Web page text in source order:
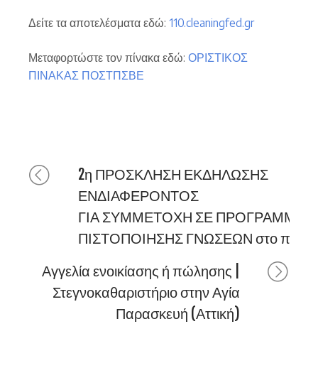
Δείτε τα αποτελέσματα εδώ: 110.cleaningfed.gr
Μεταφορτώστε τον πίνακα εδώ: ΟΡΙΣΤΙΚΟΣ
ΠΙΝΑΚΑΣ ΠΟΣΤΠΣΒΕ
2η ΠΡΟΣΚΛΗΣΗ ΕΚΔΗΛΩΣΗΣ
ΕΝΔΙΑΦΕΡΟΝΤΟΣ
ΓΙΑ ΣΥΜΜΕΤΟΧΗ ΣΕ ΠΡΟΓΡΑΜΜΑ
ΠΙΣΤΟΠΟΙΗΣΗΣ ΓΝΩΣΕΩΝ στο
Αγγελία ενοικίασης ή πώλησης |
Στεγνοκαθαριστήριο στην Αγία
Παρασκευή (Αττική)